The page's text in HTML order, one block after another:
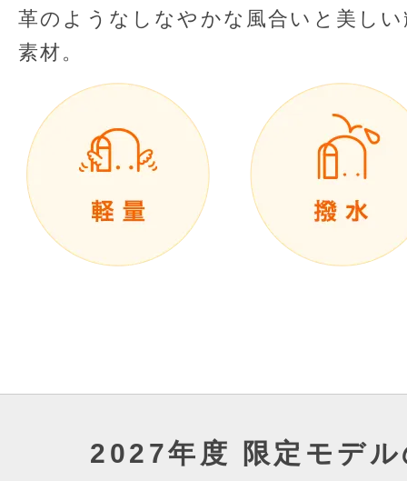
革のようなしなやかな風合いと美し
素材。
2027年度 限定モデ